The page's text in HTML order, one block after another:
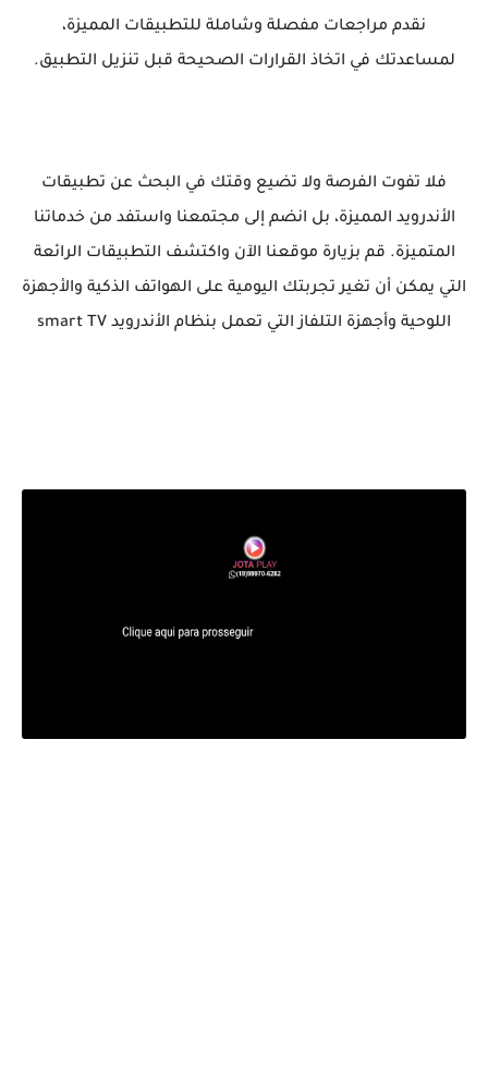
نقدم مراجعات مفصلة وشاملة للتطبيقات المميزة،
لمساعدتك في اتخاذ القرارات الصحيحة قبل تنزيل التطبيق.
فلا تفوت الفرصة ولا تضيع وقتك في البحث عن تطبيقات
الأندرويد المميزة، بل انضم إلى مجتمعنا واستفد من خدماتنا
المتميزة. قم بزيارة موقعنا الآن واكتشف التطبيقات الرائعة
التي يمكن أن تغير تجربتك اليومية على الهواتف الذكية والأجهزة
اللوحية وأجهزة التلفاز التي تعمل بنظام الأندرويد smart TV